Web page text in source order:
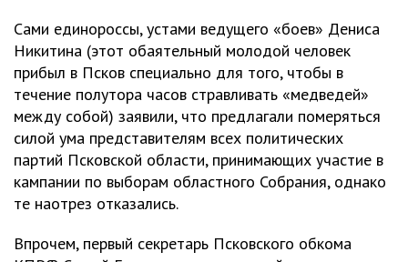
Сами единороссы, устами ведущего «боев» Дениса
Никитина (этот обаятельный молодой человек
прибыл в Псков специально для того, чтобы в
течение полутора часов стравливать «медведей»
между собой) заявили, что предлагали померяться
силой ума представителям всех политических
партий Псковской области, принимающих участие в
кампании по выборам областного Собрания, однако
те наотрез отказались.
Впрочем, первый секретарь Псковского обкома